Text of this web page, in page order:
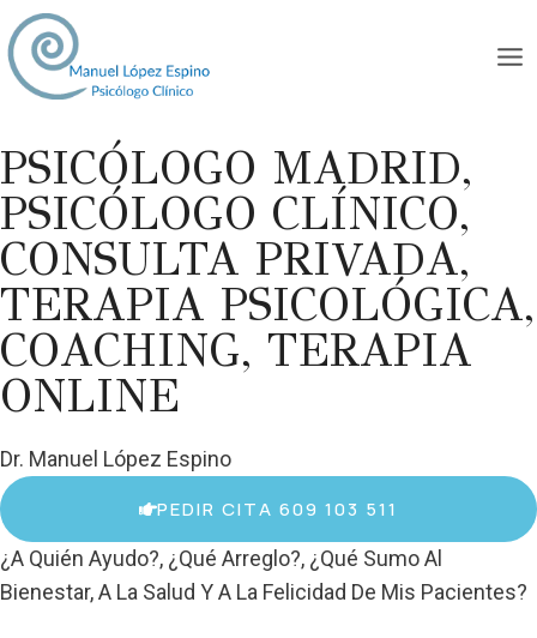
PSICÓLOGO MADRID,
PSICÓLOGO CLÍNICO,
CONSULTA PRIVADA,
TERAPIA PSICOLÓGICA,
COACHING, TERAPIA
ONLINE
Dr. Manuel López Espino
PEDIR CITA 609 103 511
¿A Quién Ayudo?, ¿qué Arreglo?, ¿qué Sumo Al
Bienestar, A La Salud Y A La Felicidad De Mis Pacientes?